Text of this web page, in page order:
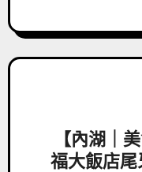
【內湖｜
福大飯店